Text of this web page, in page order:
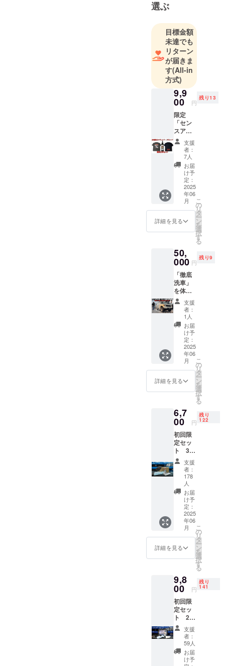
る）という
め、一台で
も多くの綺
麗な車を増
やしたい！
と大阪和泉
市からス
タートしま
した。宜し
くお願いし
ショップに
て「水垢除
去剤」通常
販売中！！
https://sense
r.store/collec
tions/sense-
r-original
選ぶ
目標金額
未達でも
リターン
が届きま
す(All-in
方式)
9,9
00 円
残り13
限定
「セン
スアー
ルオリ
ジナル
ヴィン
テージT
シャ
ツ」
（ブ
ラック
orグ
レー）
と「水
垢除去
剤」の
提供 セ
ンス
アーオ
リジナ
ル「水
垢除去
剤」に
センス
アール
オリジ
ナル
「ヴィ
ンテー
ジTシャ
ツ」を
セット
でご提
ヴィン
テージT
は肉厚
の6.5オ
ンスで
あと染
で雰囲
気バッ
チリ！
ビッグ
サイズ
のデザ
インと
なって
おりま
す。
参考）
Tシャツ
ズ
身
丈
身
幅
肩
袖
M
76
支援
者：
7人
お届
け予
定：
2025
年06
月
詳細を見る
こ
の
リ
タ
ー
ン
を
選
択
す
る
50,
000 円
残り9
「徹底
洗車」
を体験
してみ
ません
か？ 大
阪の南
部にご
ざいま
す「セ
ンス
アー
ル」は
ディ
ティー
リング
プ（細
部まで
徹底的
に綺麗
にする
事）と
して営
業して
おりま
す。 そ
の中で
も人気
のメ
ニュー
である
「徹底
洗車」
は約6時
間以上
かけて
車でご
ざいま
す。 通
常の洗
車は
「中
性」の
洗剤の
支援
者：
1人
お届
け予
定：
2025
年06
月
詳細を見る
こ
の
リ
タ
ー
ン
を
選
択
す
る
6,7
00 円
残り
122
初回限
定セッ
ト 300
名様限
定 ・セ
ンス
アール
オリジ
ナルス
ケール
除去
剤 1本
・塗り
込み用
専用ク
ンチ×22
セン
チ） ・
マイク
ロファ
イバー
クロ
ス 2
枚
（35セ
ンチ×35
支援
者：
178
人
お届
け予
定：
2025
年06
月
詳細を見る
こ
の
リ
タ
ー
ン
を
選
択
す
る
9,8
00 円
残り
141
初回限
定セッ
ト 200
名様限
定 ・セ
ンス
アール
オリジ
支援
者：
59人
お届
け予